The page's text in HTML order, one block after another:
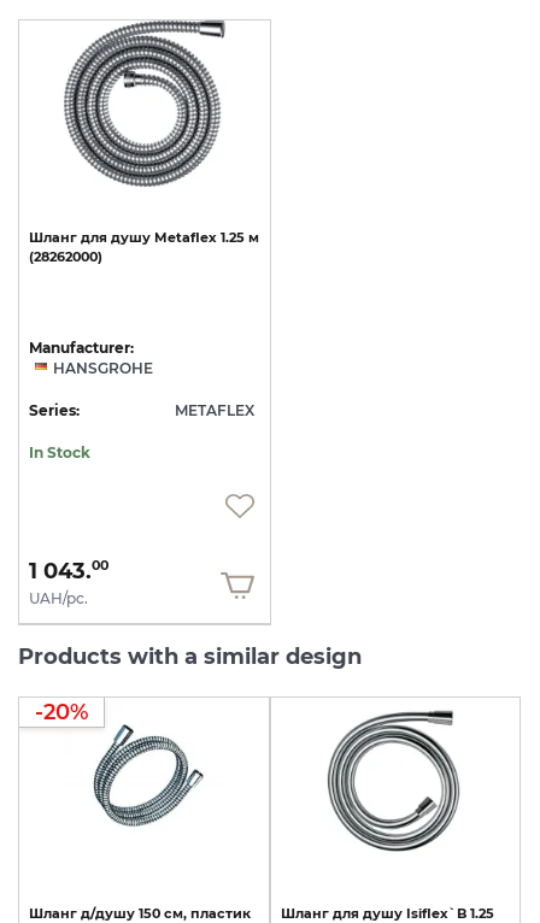
Шланг для душу Metaflex 1.25 м
(28262000)
Manufacturer:
HANSGROHE
Series: METAFLEX
In Stock
1 043.00
UAH/pc.
Products with a similar design
-20%
Шланг д/душу 150 см, пластик
Шланг для душу Isiflex`B 1.25